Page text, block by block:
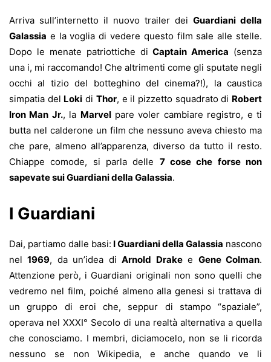
Arriva sull’internetto il nuovo trailer dei Guardiani della
Galassia e la voglia di vedere questo film sale alle stelle.
Dopo le menate patriottiche di Captain America (senza
una i, mi raccomando! Che altrimenti come gli sputate negli
occhi al tizio del botteghino del cinema?!), la caustica
simpatia del Loki di Thor, e il pizzetto squadrato di Robert
Iron Man Jr., la Marvelpare voler cambiare registro, e ti
butta nel calderone un film che nessuno aveva chiesto ma
che pare, almeno all’apparenza, diverso da tutto il resto.
Chiappe comode, si parla delle 7 cose che forse non
sapevate sui Guardiani della Galassia.
I Guardiani
Dai, partiamo dalle basi: I Guardiani della Galassia nascono
nel1969, da un’idea diArnold Drakee Gene Colman.
Attenzione però, i Guardiani originali non sono quelli che
vedremo nel film, poiché almeno alla genesi si trattava di
un gruppo di eroi che, seppur di stampo “spaziale”,
operava nel XXXI° Secolo di una realtà alternativa a quella
che conosciamo. I membri, diciamocelo, non se li ricorda
nessuno se non Wikipedia, e anche quando ve li